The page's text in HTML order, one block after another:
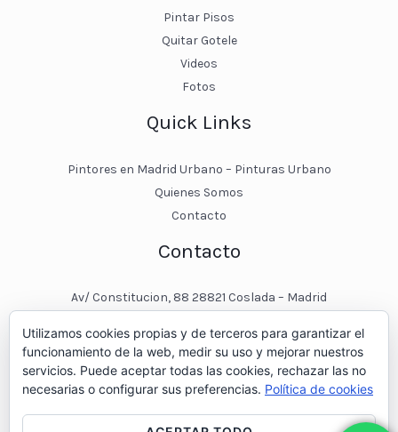
Pintar Pisos
Quitar Gotele
Videos
Fotos
Quick Links
Pintores en Madrid Urbano – Pinturas Urbano
Quienes Somos
Contacto
Contacto
Av/ Constitucion, 88 28821 Coslada – Madrid
pinturasurbano@hotmail.es
+34 – 643 00 74 11
Utilizamos cookies propias y de terceros para garantizar el
funcionamiento de la web, medir su uso y mejorar nuestros
servicios. Puede aceptar todas las cookies, rechazar las no
necesarias o configurar sus preferencias. Política de cookies